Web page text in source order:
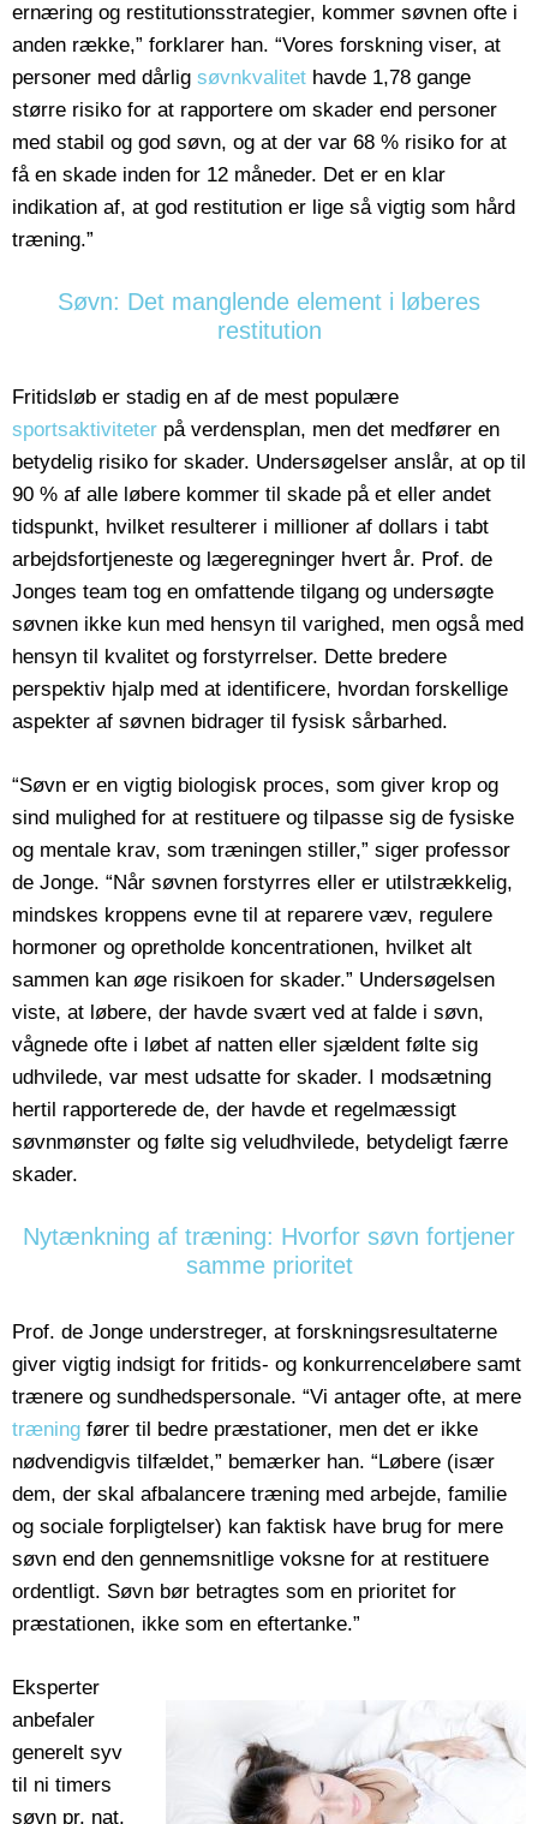
ernæring og restitutionsstrategier, kommer søvnen ofte i
anden række,” forklarer han. “Vores forskning viser, at
personer med dårlig søvnkvalitet havde 1,78 gange
større risiko for at rapportere om skader end personer
med stabil og god søvn, og at der var 68 % risiko for at
få en skade inden for 12 måneder. Det er en klar
indikation af, at god restitution er lige så vigtig som hård
træning.”
Søvn: Det manglende element i løberes
restitution
Fritidsløb er stadig en af de mest populære
sportsaktiviteter på verdensplan, men det medfører en
betydelig risiko for skader. Undersøgelser anslår, at op til
90 % af alle løbere kommer til skade på et eller andet
tidspunkt, hvilket resulterer i millioner af dollars i tabt
arbejdsfortjeneste og lægeregninger hvert år. Prof. de
Jonges team tog en omfattende tilgang og undersøgte
søvnen ikke kun med hensyn til varighed, men også med
hensyn til kvalitet og forstyrrelser. Dette bredere
perspektiv hjalp med at identificere, hvordan forskellige
aspekter af søvnen bidrager til fysisk sårbarhed.
“Søvn er en vigtig biologisk proces, som giver krop og
sind mulighed for at restituere og tilpasse sig de fysiske
og mentale krav, som træningen stiller,” siger professor
de Jonge. “Når søvnen forstyrres eller er utilstrækkelig,
mindskes kroppens evne til at reparere væv, regulere
hormoner og opretholde koncentrationen, hvilket alt
sammen kan øge risikoen for skader.” Undersøgelsen
viste, at løbere, der havde svært ved at falde i søvn,
vågnede ofte i løbet af natten eller sjældent følte sig
udhvilede, var mest udsatte for skader. I modsætning
hertil rapporterede de, der havde et regelmæssigt
søvnmønster og følte sig veludhvilede, betydeligt færre
skader.
Nytænkning af træning: Hvorfor søvn fortjener
samme prioritet
Prof. de Jonge understreger, at forskningsresultaterne
giver vigtig indsigt for fritids- og konkurrenceløbere samt
trænere og sundhedspersonale. “Vi antager ofte, at mere
træning fører til bedre præstationer, men det er ikke
nødvendigvis tilfældet,” bemærker han. “Løbere (især
dem, der skal afbalancere træning med arbejde, familie
og sociale forpligtelser) kan faktisk have brug for mere
søvn end den gennemsnitlige voksne for at restituere
ordentligt. Søvn bør betragtes som en prioritet for
præstationen, ikke som en eftertanke.”
Eksperter
anbefaler
generelt syv
til ni timers
søvn pr. nat,